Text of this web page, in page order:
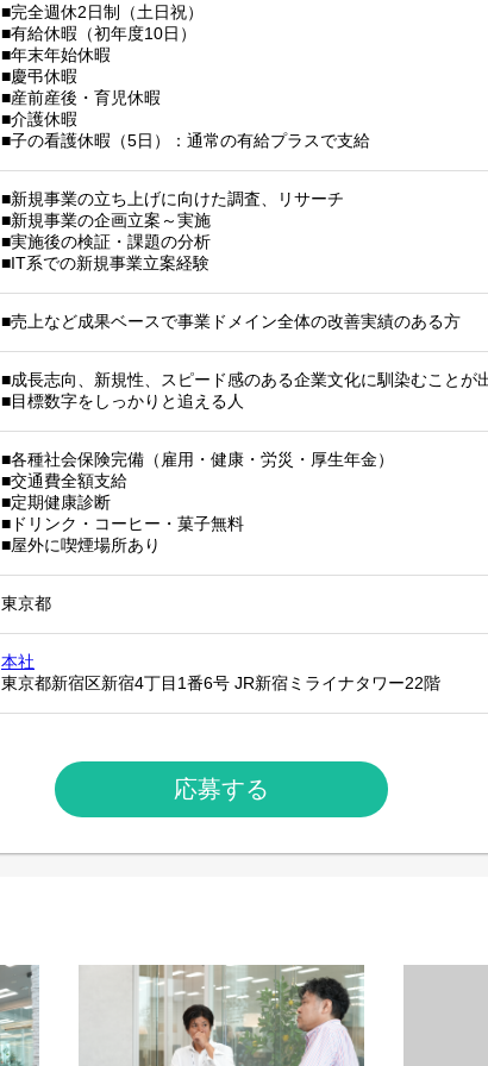
■完全週休2日制（土日祝）
■有給休暇（初年度10日）
■年末年始休暇
■慶弔休暇
■産前産後・育児休暇
■介護休暇
■子の看護休暇（5日）：通常の有給プラスで支給
■新規事業の立ち上げに向けた調査、リサーチ
■新規事業の企画立案～実施
■実施後の検証・課題の分析
■IT系での新規事業立案経験
■売上など成果ベースで事業ドメイン全体の改善実績のある方
■成長志向、新規性、スピード感のある企業文化に馴染むことが
■目標数字をしっかりと追える人
■各種社会保険完備（雇用・健康・労災・厚生年金）
■交通費全額支給
■定期健康診断
■ドリンク・コーヒー・菓子無料
■屋外に喫煙場所あり
東京都
本社
東京都新宿区新宿4丁目1番6号 JR新宿ミライナタワー22階
応募する